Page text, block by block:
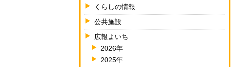
くらしの情報
公共施設
広報よいち
2026年
2025年